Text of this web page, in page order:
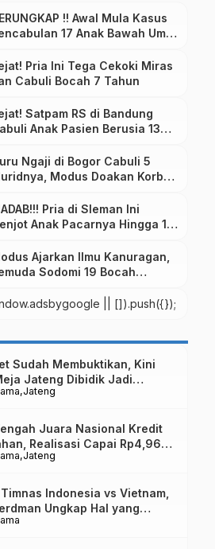
!! Awal Mula Kasus
17 Anak Bawah Umur
Pria Ini Tega Cekoki Miras
Cabuli Bocah 7 Tahun
Satpam RS di Bandung
Anak Pasien Berusia 13
Ngaji di Bogor Cabuli 5
Modus Doakan Korban
Pria di Sleman Ini
Anak Pacarnya Hingga 17
Ajarkan Ilmu Kanuragan,
Sodomi 19 Bocah
|| []).push({});
Jateng
Sudah Membuktikan, Kini
Jateng Dibidik Jadi
Nasional
Jateng
Juara Nasional Kredit
Realisasi Capai Rp4,96
Indonesia vs Vietnam,
Ungkap Hal yang